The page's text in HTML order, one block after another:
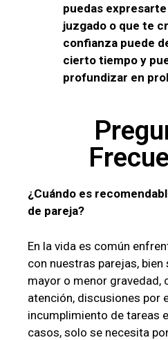
puedas
juzgado o que te
confianza puede
cierto tiempo y
profundizar en
¿Cuándo es
de pareja?
En la vida es común
con nuestras parejas,
mayor o menor gravedad,
atención, discusiones por
incumplimiento de tareas
casos, solo se necesita